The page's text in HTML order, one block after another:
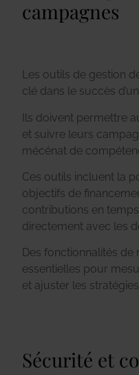
campagnes
Les outils de gestion
clé dans le succès
Ils doivent permettre
et suivre leurs
mécénat de
Ces outils incluent la
objectifs de
contributions en
directement avec les
Des fonctionnalités
essentielles pour
et ajuster les
Sécurité et